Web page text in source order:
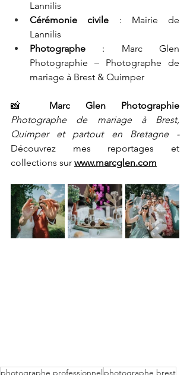
Lannilis
Cérémonie civile : Mairie de
Lannilis
Photographe : Marc Glen
Photographie – Photographe de
mariage à Brest & Quimper
📸
Photographe de mariage à Brest,
Quimper et partout en Bretagne -
Découvrez mes reportages et
collections sur www.marcglen.com
photographe professionnel photographe brest